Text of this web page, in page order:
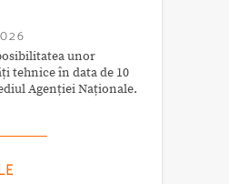
unor
tehnice în data de 10
Agenției Naționale.